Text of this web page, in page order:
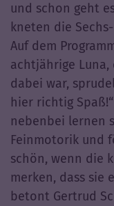
und schon geht
kneten die
Auf dem
achtjährige
dabei war,
hier richtig
nebenbei lernen
Feinmotorik und
schön, wenn die
merken, dass sie
betont Gertrud